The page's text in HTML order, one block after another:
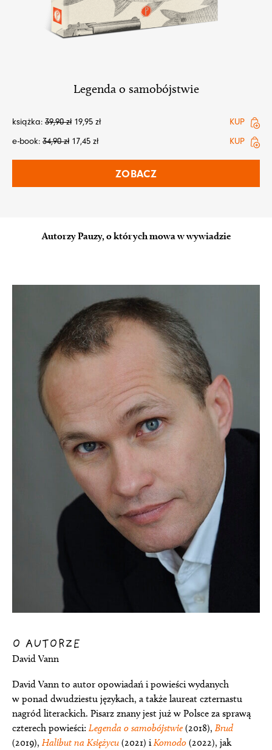
Legenda o samobójstwie
książka: 39,90zł 19,95 zł
KUP
e-book: 34,90zł 17,45 zł KUP
ZOBACZ
Autorzy Pauzy, o których mowa w wywiadzie
O AUTORZE
David Vann
David Vann to autor opowiadań i powieści wydanych
w ponad dwudziestu językach, a także laureat czternastu
nagród literackich. Pisarz znany jest już w Polsce za sprawą
czterech powieści: Legenda o samobójstwie (2018), Brud
(2019), Halibut na Księżycu (2021) i Komodo (2022), jak